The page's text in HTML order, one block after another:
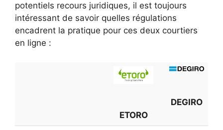
potentiels recours juridiques, il est toujours
intéressant de savoir quelles régulations
encadrent la pratique pour ces deux courtiers
en ligne :
ETORO
DEGIRO